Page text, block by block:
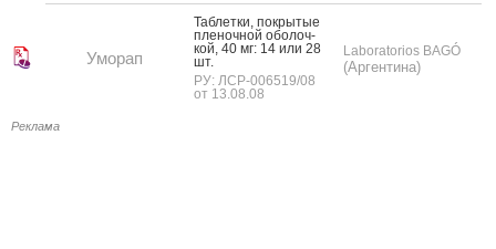
Уморап
Таб­летки, пок­ры­тые
пле­ноч­ной обо­лоч­
кой, 40 мг: 14 или 28
шт.
РУ: ЛСР-006519/08
от 13.08.08
Laboratorios BAGÓ
(Аргентина)
Реклама